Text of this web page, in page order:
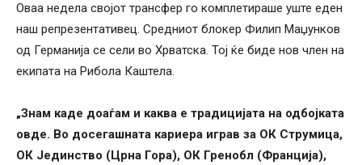
Оваа недела својот трансфер го комплетираше уште еден
наш репрезентативец. Средниот блокер Филип Маџунков
од Германија се сели во Хрватска. Тој ќе биде нов член на
екипата на Рибола Каштела.
„Знам каде доаѓам и каква е традицијата на одбојката
овде. Во досегашната кариера играв за ОК Струмица,
ОК Јединство (Црна Гора), ОК Гренобл (Франција),